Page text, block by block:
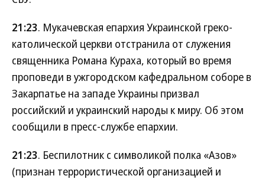
21:23. Мукачевская епархия Украинской греко-
католической церкви отстранила от служения
священника Романа Кураха, который во время
проповеди в ужгородском кафедральном соборе в
Закарпатье на западе Украины призвал
российский и украинский народы к миру. Об этом
сообщили в пресс-службе епархии.
21:23. Беспилотник с символикой полка «Азов»
(признан террористической организацией и